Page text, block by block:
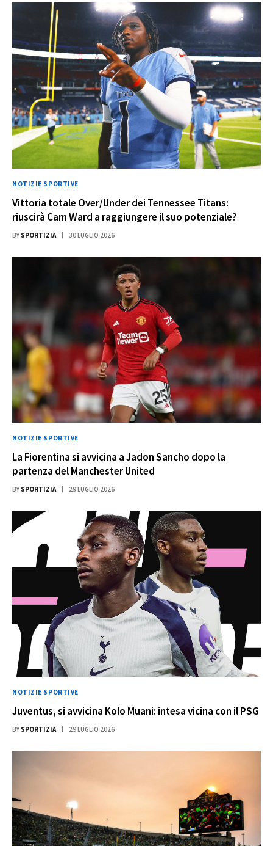
NOTIZIE SPORTIVE
Vittoria totale Over/Under dei Tennessee Titans:
riuscirà Cam Ward a raggiungere il suo potenziale?
BY SPORTIZIA 30 LUGLIO 2026
NOTIZIE SPORTIVE
La Fiorentina si avvicina a Jadon Sancho dopo la
partenza del Manchester United
BY SPORTIZIA 29 LUGLIO 2026
NOTIZIE SPORTIVE
Juventus, si avvicina Kolo Muani: intesa vicina con il PSG
BY SPORTIZIA 29 LUGLIO 2026